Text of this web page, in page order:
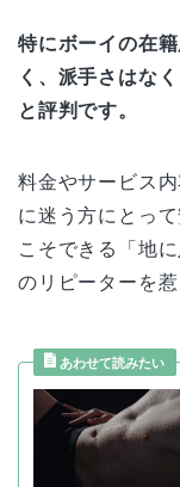
特にボーイの在
く、派手さはな
と評判です。
料金やサービス
に迷う方にとっ
こそできる「地
のリピーターを惹